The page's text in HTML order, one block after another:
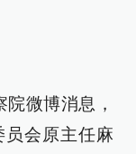
微博消息，
员会原主任麻